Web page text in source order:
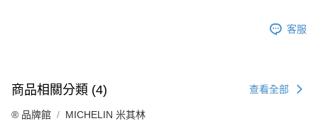
客服
商品相關分類 (4) 查看全部
®️ 品牌館 MICHELIN 米其林